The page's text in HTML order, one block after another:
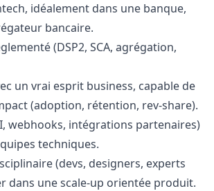
idéalement dans une banque,
bancaire.
(DSP2, SCA, agrégation,
un vrai esprit business, capable de
(adoption, rétention, rev-share).
webhooks, intégrations partenaires)
techniques.
(devs, designers, experts
dans une scale-up orientée produit.